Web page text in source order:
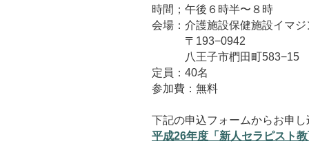
時間；午後６時半〜８時
会場：介護施設保健施設イマジ
〒193−0942
八王子市椚田町583−15
定員：40名
参加費：無料
下記の申込フォームからお申
平成26年度「新人セラピスト